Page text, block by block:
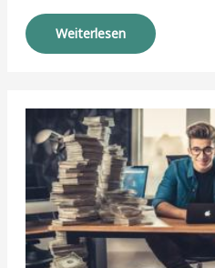
Weiterlesen